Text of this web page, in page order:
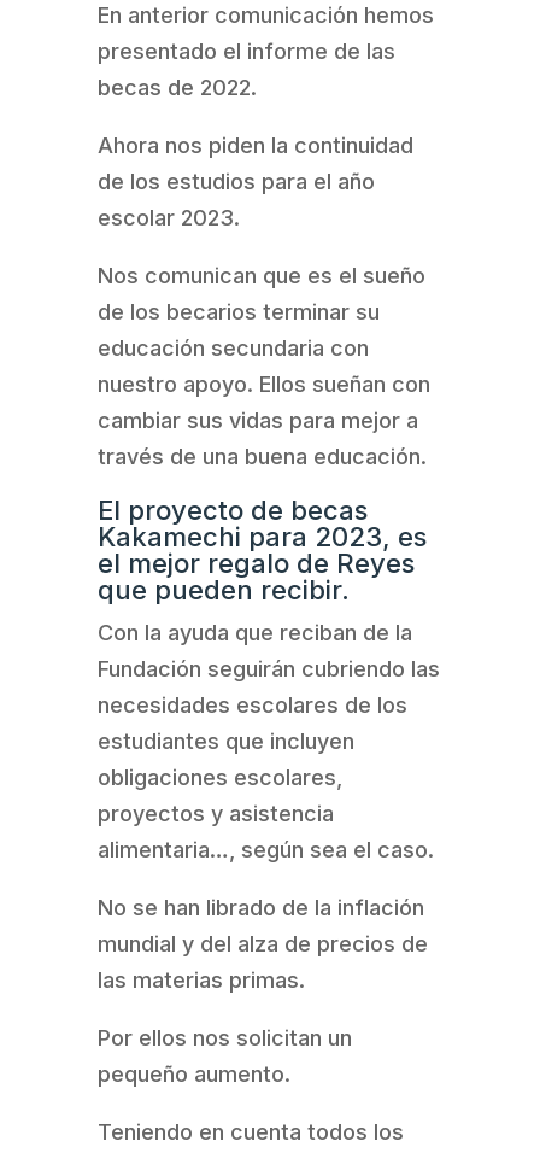
En anterior comunicación hemos
presentado el informe de las
becas de 2022.
Ahora nos piden la continuidad
de los estudios para el año
escolar 2023.
Nos comunican que es el sueño
de los becarios terminar su
educación secundaria con
nuestro apoyo. Ellos sueñan con
cambiar sus vidas para mejor a
través de una buena educación.
El proyecto de becas
Kakamechi para 2023, es
el mejor regalo de Reyes
que pueden recibir.
Con la ayuda que reciban de la
Fundación seguirán cubriendo las
necesidades escolares de los
estudiantes que incluyen
obligaciones escolares,
proyectos y asistencia
alimentaria…, según sea el caso.
No se han librado de la inflación
mundial y del alza de precios de
las materias primas.
Por ellos nos solicitan un
pequeño aumento.
Teniendo en cuenta todos los